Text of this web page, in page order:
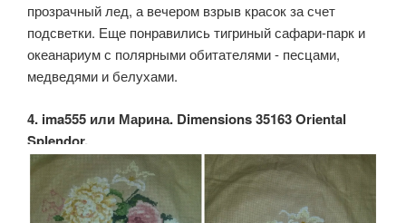
прозрачный лед, а вечером взрыв красок за счет
подсветки. Еще понравились тигриный сафари-парк и
океанариум с полярными обитателями - песцами,
медведями и белухами.
4. ima555 или Марина. Dimensions 35163 Oriental
Splendor.